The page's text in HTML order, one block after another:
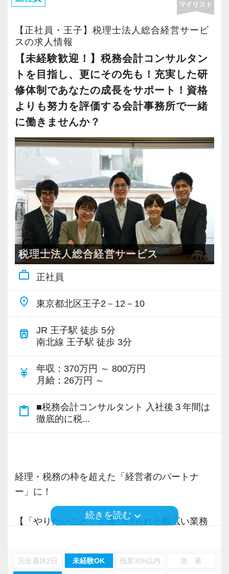
野」で広がる活躍の場〜
当社では、多くの職員が「監査担当」としての
役割に加えて、自身の得意分野を活かして活躍
しています。
一人ひとりの強みや興味に合わせて、専門性を
伸ばしていけるのが当社の特徴です。
13年目職員
監査担当（約30件） ＋ 生損保部門長として
前顧問先の保険見直しや提案をリード → 保
険の知識を活かして経営支援の幅を広げていま
す。
9年目職員
監査担当（約25件） ＋ システムスキルを活
かし、DX支援を担当 → 顧問先のクラウド
化・業務改善を提案し、高い評価を得ていま
監査担当（約35件） ＋ 規模の大きい法人や
医療法人を多数担当 → 高度な税務処理スキ
ルを磨き、監査のスペシャリストとして成長
中。
6年目職員
監査担当（約10件） ＋ 正確な処理能力を活
あなたの「得意」や「好き」も、ここで必ず活
かせるフィールドがあります。
「監査担当＋〇〇」というキャリアのかたち
【充実した研修体制／気づけば、経営のプロ
決して「経営ができる」という意味ではなく、
そこには「経営者の悩み事を何でも解決する」
という強い想いがあります。
顧問先の様々な悩みに触れる内に、「やりたい
こと」がきっと見つかるはずです。
前職での経験を活かしながら、「やりたいこ
と」に打ち込んだことで、顧問先から感謝され
たとき、それが「やりがい」となっていること
が多いです。
■業務範囲例
・会社設立相談・労務相談・融資相談・新規顧
問先対応・部下のマネジメント・事業承継対
応・贈与、譲渡所得対応・相続税申告書作成・
組織再編対応・顧問先DX支援・事業計画策定支
援・MAP、MAS監査・民事信託・身元保証事
業・建設業許可申請・不動産仲介、売買・
M&A・生損保コンサルティング・医業経営コン
サルティング・金融商品仲介・資産運用等々。
■キャリアプラン例
「監査担当者＋得意分野」で活躍している職員
が多数在籍しております。
監査担当（30件前後） ＋ 生損保部門長とし
て顧問先全体の生損保の見直し、提案を行う
監査担当（25件前後） ＋ 得意のシステムス
く、規模の大きい法人や医療法人を多く担当
6年目職員
で、決算処理を多くこなすスペシャリストに
格は関係なし】
マイリスト
【正社員・王子】税理士法人総合経営サービ
スの求人情報
【未経験歓迎！】税務会計コンサルタン
トを目指し、更にその先も！充実した研
修体制であなたの成長をサポート！資格
よりも努力を評価する会計事務所で一緒
に働きませんか？
税理士法人総合経営サービス
work_outline 正社員
place 東京都北区王子2－12－10
train
JR 王子駅 徒歩 5分
南北線 王子駅 徒歩 3分
currency_yen 年収 ：370万円 ～ 800万円
月給 ：26万円 ～
content_paste
■税務会計コンサルタント 入社後３年間は
徹底的に税...
経理・税務の枠を超えた「経営者のパートナ
ー」に！
【「やりたいこと」が見つけられる幅広い業務
できたことはありますか？自分に得意分野がな
続きを読む keyboard_arrow_down
完全週休2日 未経験OK 残業30h以内 急 募